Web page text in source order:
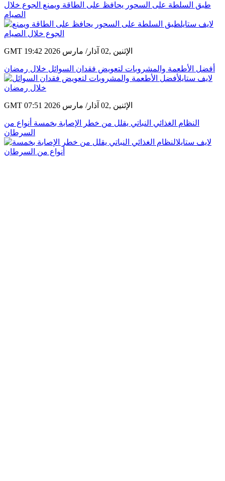
طبق السلطة على السحور يحافظ على الطاقة ويمنع الجوع خلال
الصيام
GMT 19:42 2026 الإثنين ,02 آذار/ مارس
أفضل الأطعمة والمشروبات لتعويض فقدان السوائل خلال رمضان
GMT 07:51 2026 الإثنين ,02 آذار/ مارس
النظام الغذائي النباتي يقلل من خطر الإصابة بخمسة أنواع من
السرطان